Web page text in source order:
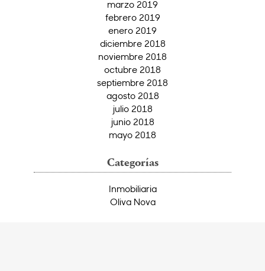
marzo 2019
febrero 2019
enero 2019
diciembre 2018
noviembre 2018
octubre 2018
septiembre 2018
agosto 2018
julio 2018
junio 2018
mayo 2018
Categorías
Inmobiliaria
Oliva Nova